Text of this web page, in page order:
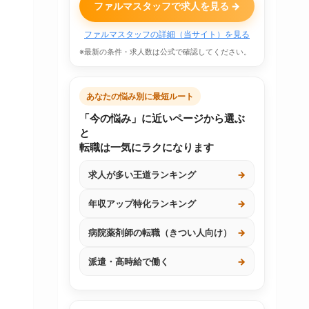
ファルマスタッフで求人を見る →
ファルマスタッフの詳細（当サイト）を見る
※最新の条件・求人数は公式で確認してください。
あなたの悩み別に最短ルート
「今の悩み」に近いページから選ぶ
と
転職は一気にラクになります
求人が多い王道ランキング →
年収アップ特化ランキング →
病院薬剤師の転職（きつい人向け） →
派遣・高時給で働く →